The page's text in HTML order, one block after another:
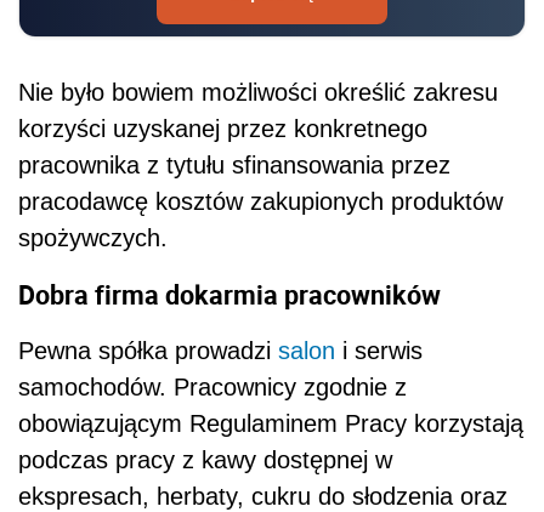
Nie było bowiem możliwości określić zakresu
korzyści uzyskanej przez konkretnego
pracownika z tytułu sfinansowania przez
pracodawcę kosztów zakupionych produktów
spożywczych.
Dobra firma dokarmia pracowników
Pewna spółka prowadzi salon i serwis
samochodów. Pracownicy zgodnie z
obowiązującym Regulaminem Pracy korzystają
podczas pracy z kawy dostępnej w
ekspresach, herbaty, cukru do słodzenia oraz